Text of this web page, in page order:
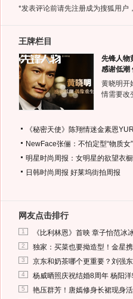
*发表评论前请先注册成为搜狐用户
王牌栏目
先锋人物
感谢低潮
黄晓明开
情需要
《秘密天使》陈翔情迷金素恩
NewFace张俪：不怕定型“物质女”
明星时尚周报：女明星的欲望衣橱
日韩时尚周报 好莱坞街拍周报
网友点击排行
1 《比利林恩》首映 章子怡范冰
2 独家：买菜也要拗造型！金星
3 京东和奶茶哪个更重要？刘强
4 杨威晒照庆祝结婚8周年 杨阳
5 艳压群芳！唐嫣修身长裙现身